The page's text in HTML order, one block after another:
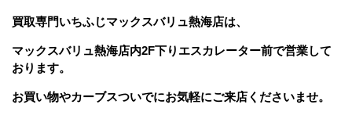
買取専門いちふじマックスバリュ熱海店は、
マックスバリュ熱海店内2F下りエスカレーター前で営業して
おります。
お買い物やカーブスついでにお気軽にご来店くださいませ。